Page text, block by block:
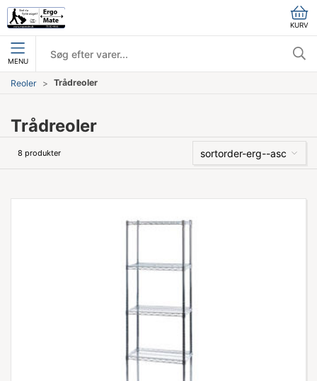
KURV
MENU
Reoler Trådreoler
Trådreoler
8 produkter sortorder-erg--asc